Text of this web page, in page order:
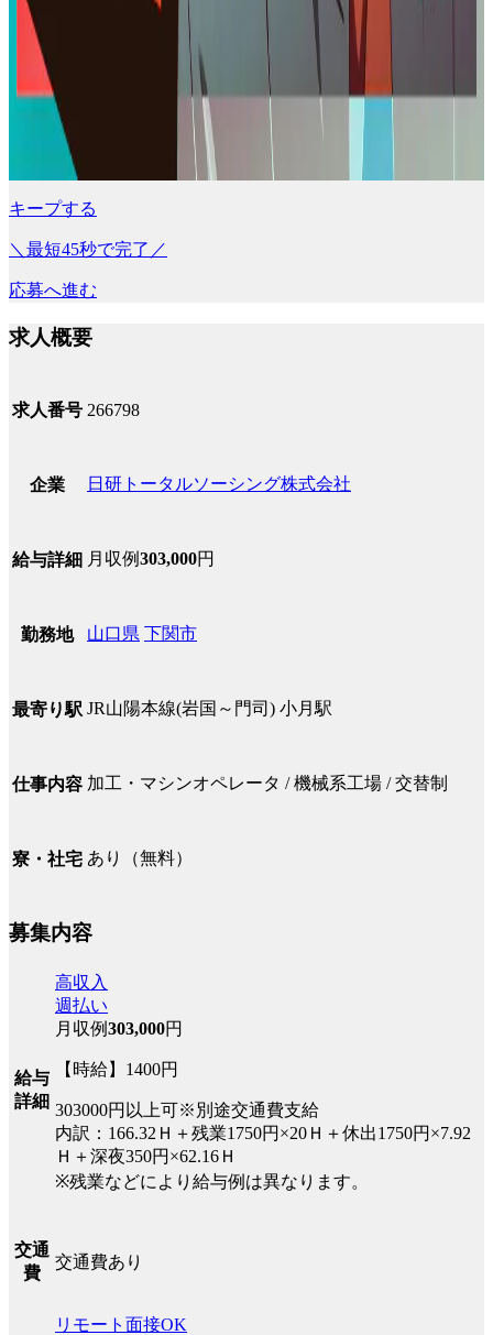
キープする
＼最短45秒で完了／
応募へ進む
求人概要
求人番号 266798
企業 日研トータルソーシング株式会社
給与詳細 月収例303,000円
勤務地 山口県 下関市
最寄り駅 JR山陽本線(岩国～門司) 小月駅
仕事内容 加工・マシンオペレータ / 機械系工場 / 交替制
寮・社宅 あり（無料）
募集内容
給与
詳細
高収入
週払い
月収例303,000円
【時給】1400円
303000円以上可※別途交通費支給
内訳：166.32Ｈ＋残業1750円×20Ｈ＋休出1750円×7.92
Ｈ＋深夜350円×62.16Ｈ
※残業などにより給与例は異なります。
交通
費
交通費あり
リモート面接OK